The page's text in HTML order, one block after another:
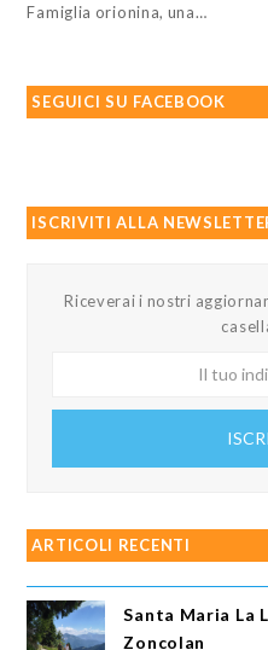
Famiglia orionina, una…
SEGUICI SU FACEBOOK
ISCRIVITI ALLA
Riceverai i nostri
ARTICOLI RECENTI
Santa Maria La
Zoncolan